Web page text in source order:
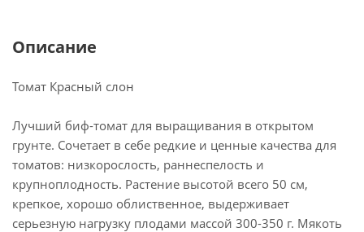
Описание
Томат Красный слон
Лучший биф-томат для выращивания в открытом
грунте. Сочетает в себе редкие и ценные качества для
томатов: низкорослость, раннеспелость и
крупноплодность. Растение высотой всего 50 см,
крепкое, хорошо облиственное, выдерживает
серьезную нагрузку плодами массой 300-350 г. Мякоть